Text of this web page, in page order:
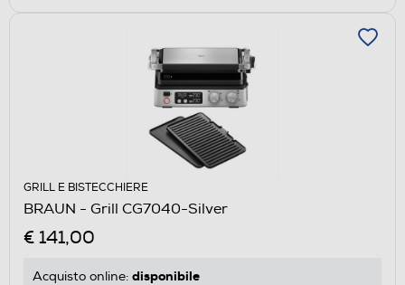
GRILL E BISTECCHIERE
BRAUN - Grill CG7040-Silver
€ 141,00
Acquisto online: disponibile